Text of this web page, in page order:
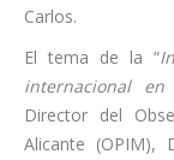
Carlos.
El tema de la “
internacional en
Director del
Alicante (OPIM),